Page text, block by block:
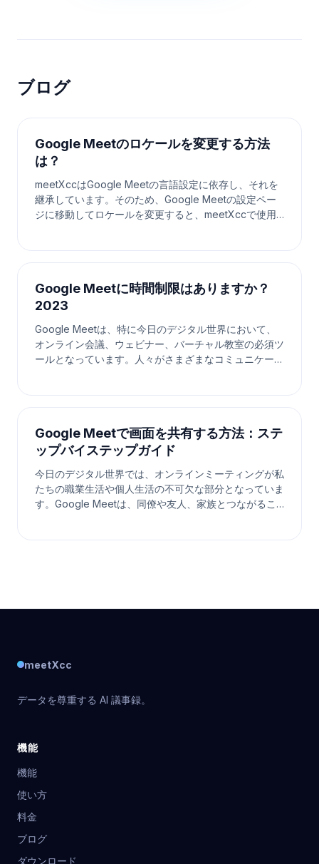
ブログ
Google Meetのロケールを変更する方法
は？
meetXccはGoogle Meetの言語設定に依存し、それを
継承しています。そのため、Google Meetの設定ペー
ジに移動してロケールを変更すると、meetXccで使用
Google Meetに時間制限はありますか？
2023
Google Meetは、特に今日のデジタル世界において、
オンライン会議、ウェビナー、バーチャル教室の必須ツ
ールとなっています。人々がさまざまなコミュニケーシ
ライン会議にどのように影響
Google Meetで画面を共有する方法：ステ
ップバイステップガイド
今日のデジタル世界では、オンラインミーティングが私
たちの職業生活や個人生活の不可欠な部分となっていま
す。Google Meetは、同僚や友人、家族とつながるこ
meetXcc
データを尊重する AI 議事録。
機能
機能
使い方
料金
ブログ
ダウンロード